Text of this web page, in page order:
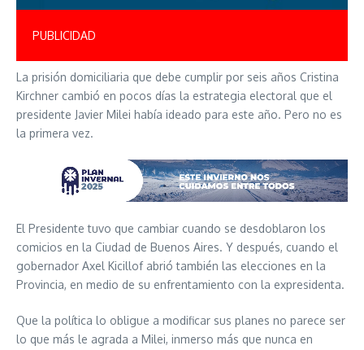
PUBLICIDAD
La prisión domiciliaria que debe cumplir por seis años Cristina
Kirchner cambió en pocos días la estrategia electoral que el
presidente Javier Milei había ideado para este año. Pero no es
la primera vez.
El Presidente tuvo que cambiar cuando se desdoblaron los
comicios en la Ciudad de Buenos Aires. Y después, cuando el
gobernador Axel Kicillof abrió también las elecciones en la
Provincia, en medio de su enfrentamiento con la expresidenta.
Que la política lo obligue a modificar sus planes no parece ser
lo que más le agrada a Milei, inmerso más que nunca en